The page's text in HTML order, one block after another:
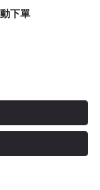
下單